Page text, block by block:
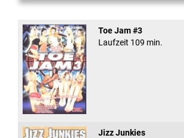
Teeny Fotzen Folge 12
Toe Jam #3
Laufzeit 109 min.
Jizz Junkies